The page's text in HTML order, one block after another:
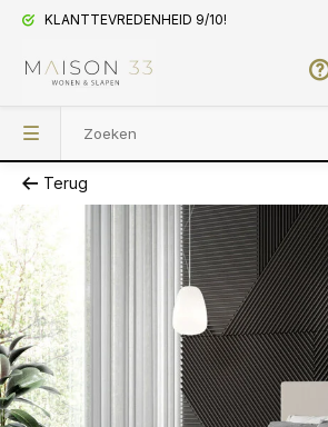
KLANTTEVREDENHEID 9/10!
Terug